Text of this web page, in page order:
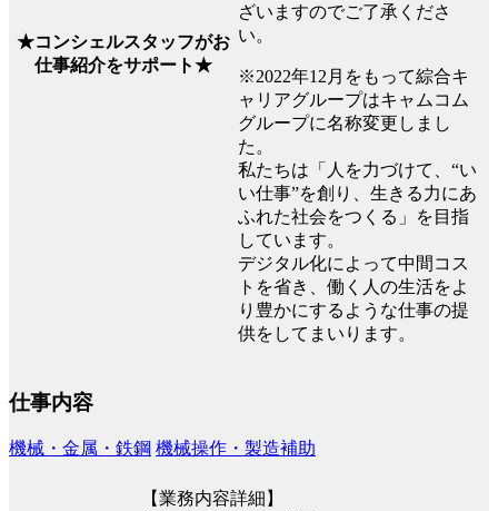
★コンシェルスタッフがお
仕事紹介をサポート★
ざいますのでご了承くださ
い。
※2022年12月をもって綜合キ
ャリアグループはキャムコム
グループに名称変更しまし
た。
私たちは「人を力づけて、“い
い仕事”を創り、生きる力にあ
ふれた社会をつくる」を目指
しています。
デジタル化によって中間コス
トを省き、働く人の生活をよ
り豊かにするような仕事の提
供をしてまいります。
仕事内容
機械・金属・鉄鋼 機械操作・製造補助
【業務内容詳細】